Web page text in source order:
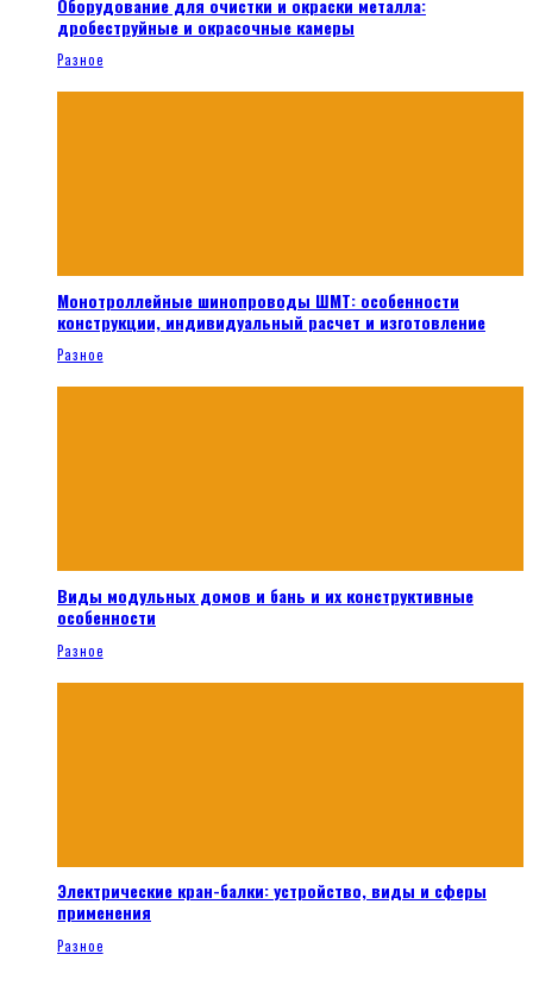
дробеструйные и окрасочные камеры
Разное
Монотроллейные шинопроводы ШМТ: особенности
конструкции, индивидуальный расчет и изготовление
Разное
Виды модульных домов и бань и их конструктивные
особенности
Разное
Электрические кран-балки: устройство, виды и сферы
применения
Разное